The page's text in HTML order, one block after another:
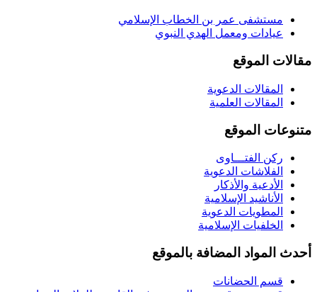
مستشفى عمر بن الخطاب الإسلامي
عيادات ومعمل الهدي النبوي
مقالات الموقع
المقالات الدعوية
المقالات العلمية
متنوعات الموقع
ركن الفتـــاوى
الفلاشات الدعوية
الأدعية والأذكار
الأناشيد الإسلامية
المطويات الدعوية
الخلفيات الإسلامية
أحدث المواد المضافة بالموقع
قسم الحضانات